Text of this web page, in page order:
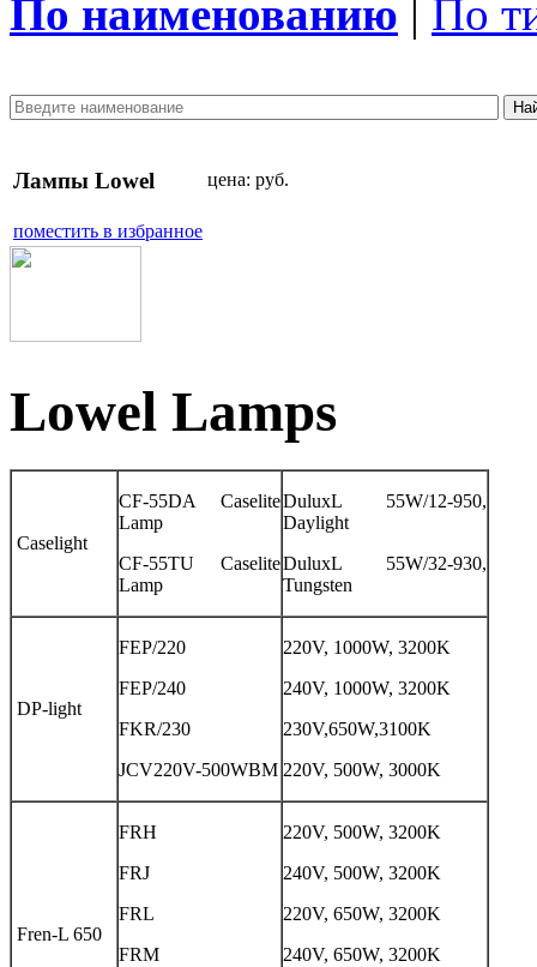
По наименованию | По
Лампы Lowel цена: руб.
поместить в избранное
Lowel Lamps
Caselight
CF-55DA Caselite
Lamp
CF-55TU Caselite
Lamp
DuluxL 55W/12-950,
Daylight
DuluxL 55W/32-930,
Tungsten
DP-light
FEP/220
FEP/240
FKR/230
JCV220V-500WBM
220V, 1000W, 3200K
240V, 1000W, 3200K
230V,650W,3100K
220V, 500W, 3000K
Fren-L 650
FRH
FRJ
FRL
FRM
220V, 500W, 3200K
240V, 500W, 3200K
220V, 650W, 3200K
240V, 650W, 3200K